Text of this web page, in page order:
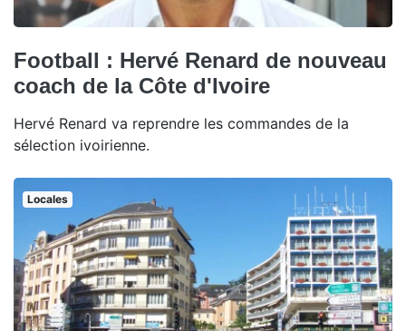
Football : Hervé Renard de nouveau
coach de la Côte d'Ivoire
Hervé Renard va reprendre les commandes de la
sélection ivoirienne.
Locales